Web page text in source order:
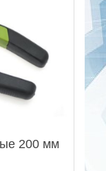
200 мм